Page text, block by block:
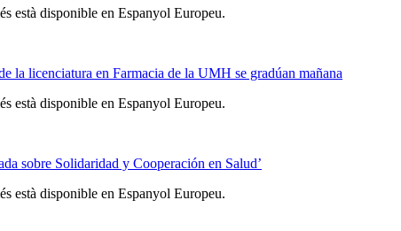
està disponible en Espanyol Europeu.
la licenciatura en Farmacia de la UMH se gradúan mañana
està disponible en Espanyol Europeu.
sobre Solidaridad y Cooperación en Salud’
està disponible en Espanyol Europeu.